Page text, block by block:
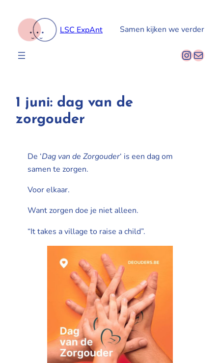
LSC ExpAnt Samen kijken we verder
E-mail
1 juni: dag van de
zorgouder
De ‘Dag van de Zorgouder‘ is een dag om
samen te zorgen.
Voor elkaar.
Want zorgen doe je niet alleen.
“It takes a village to raise a child”.